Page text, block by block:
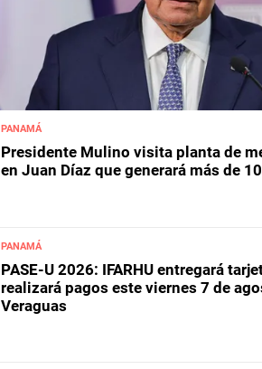
PANAMÁ
Presidente Mulino visita planta de
en Juan Díaz que generará más de
PANAMÁ
PASE-U 2026: IFARHU entregará
realizará pagos este viernes 7 de
Veraguas